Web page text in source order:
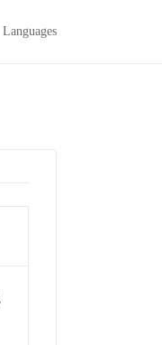
Languages